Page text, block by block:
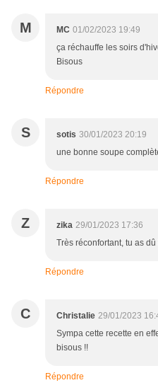
M MC 01/02/2023 19:49
ça réchauffe les soirs
Bisous
Répondre
S sotis 30/01/2023 20:19
une bonne soupe
Répondre
Z zika 29/01/2023 17:36
Très réconfortant, tu as
Répondre
C Christalie 29/01/2023
Sympa cette recette en
bisous !!
Répondre